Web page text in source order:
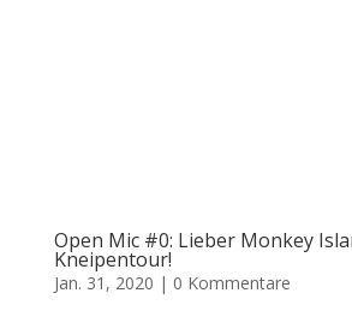
Open Mic #0: Lieber Monkey
Kneipentour!
Jan. 31, 2020 | 0 Kommentare